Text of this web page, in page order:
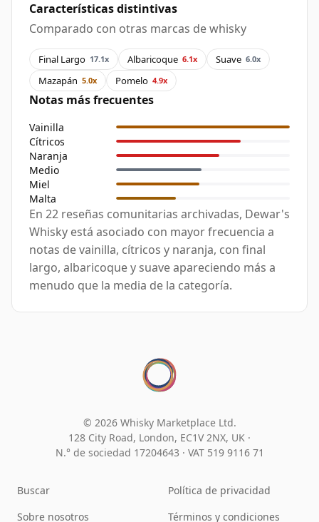
Características distintivas
Comparado con otras marcas de whisky
Final Largo 17.1x Albaricoque 6.1x Suave 6.0x
Mazapán 5.0x Pomelo 4.9x
Notas más frecuentes
Vainilla
Cítricos
Naranja
Medio
Miel
Malta
En 22 reseñas comunitarias archivadas, Dewar's
Whisky está asociado con mayor frecuencia a
notas de vainilla, cítricos y naranja, con final
largo, albaricoque y suave apareciendo más a
menudo que la media de la categoría.
© 2026 Whisky Marketplace Ltd.
128 City Road, London, EC1V 2NX, UK ·
N.° de sociedad 17204643 · VAT 519 9116 71
Buscar
Sobre nosotros
Política de privacidad
Términos y condiciones